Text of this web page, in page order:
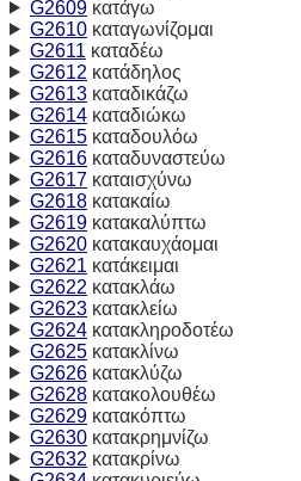
G2609κατάγω
G2610καταγωνίζομαι
G2611 καταδέω
G2612 κατάδηλος
G2613καταδικάζω
G2614καταδιώκω
G2615καταδουλόω
G2616καταδυναστεύω
G2617καταισχύνω
G2618κατακαίω
G2619κατακαλύπτω
G2620κατακαυχάομαι
G2621 κατάκειμαι
G2622 κατακλάω
G2623κατακλείω
G2624κατακληροδοτέω
G2625κατακλίνω
G2626κατακλύζω
G2628κατακολουθέω
G2629κατακόπτω
G2630κατακρημνίζω
G2632 κατακρίνω